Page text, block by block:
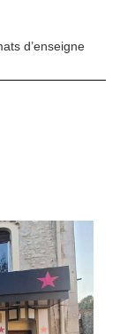
d’enseigne